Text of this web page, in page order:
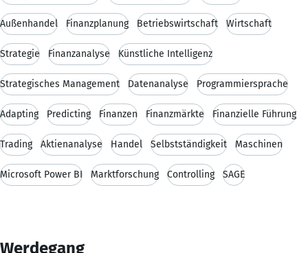
Außenhandel Finanzplanung Betriebswirtschaft Wirtschaft
Strategie Finanzanalyse Künstliche Intelligenz
Strategisches Management Datenanalyse Programmiersprache
Adapting Predicting Finanzen Finanzmärkte Finanzielle Führung
Trading Aktienanalyse Handel Selbstständigkeit Maschinen
Microsoft Power BI Marktforschung Controlling SAGE
Werdegang